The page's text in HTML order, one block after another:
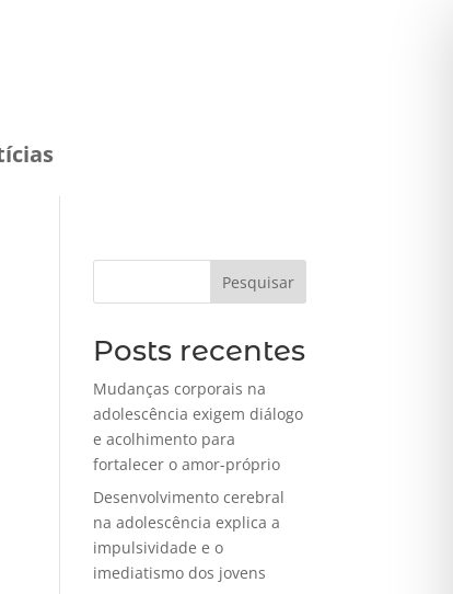
Pesquisar
Posts recentes
Mudanças corporais na
adolescência exigem diálogo
e acolhimento para
fortalecer o amor-próprio
Desenvolvimento cerebral
na adolescência explica a
impulsividade e o
imediatismo dos jovens